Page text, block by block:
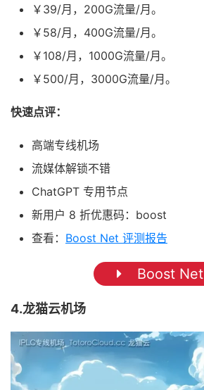
￥39/月，200G流量/月。
￥58/月，400G流量/月。
￥108/月，1000G流量/月。
￥500/月，3000G流量/月。
快速点评：
高端专线机场
流媒体解锁不错
ChatGPT 专用节点
新用户 8 折优惠码：boost
查看： Boost Net 评测报告
Boost Net
4.龙猫云机场